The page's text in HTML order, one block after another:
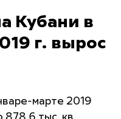
Кубани в
г. вырос
марте 2019